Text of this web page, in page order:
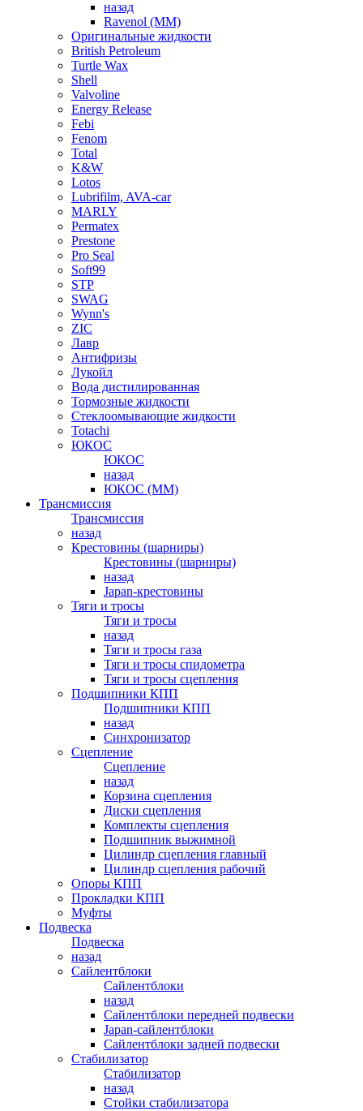
назад
Ravenol (ММ)
Оригинальные жидкости
British Petroleum
Turtle Wax
Shell
Valvoline
Energy Release
Febi
Fenom
Total
K&W
Lotos
Lubrifilm, AVA-car
MARLY
Permatex
Prestone
Pro Seal
Soft99
STP
SWAG
Wynn's
ZIC
Лавр
Антифризы
Лукойл
Вода дистилированная
Тормозные жидкости
Стеклоомывающие жидкости
Totachi
ЮКОС
ЮКОС
назад
ЮКОС (ММ)
Трансмиссия
Трансмиссия
назад
Крестовины (шарниры)
Крестовины (шарниры)
назад
Japan-крестовины
Тяги и тросы
Тяги и тросы
назад
Тяги и тросы газа
Тяги и тросы спидометра
Тяги и тросы сцепления
Подшипники КПП
Подшипники КПП
назад
Синхронизатор
Сцепление
Сцепление
назад
Корзина сцепления
Диски сцепления
Комплекты сцепления
Подшипник выжимной
Цилиндр сцепления главный
Цилиндр сцепления рабочий
Опоры КПП
Прокладки КПП
Муфты
Подвеска
Подвеска
назад
Сайлентблоки
Сайлентблоки
назад
Сайлентблоки передней подвески
Japan-сайлентблоки
Сайлентблоки задней подвески
Стабилизатор
Стабилизатор
назад
Стойки стабилизатора